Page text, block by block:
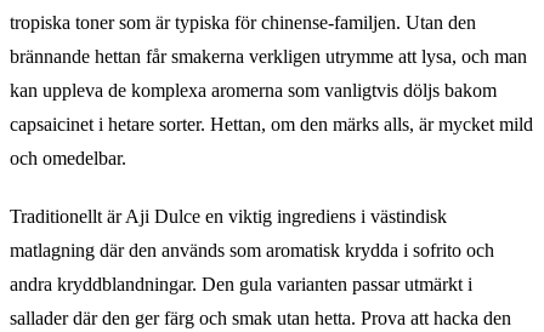
tropiska toner som är typiska för chinense-familjen. Utan den
brännande hettan får smakerna verkligen utrymme att lysa, och man
kan uppleva de komplexa aromerna som vanligtvis döljs bakom
capsaicinet i hetare sorter. Hettan, om den märks alls, är mycket mild
och omedelbar.
Traditionellt är Aji Dulce en viktig ingrediens i västindisk
matlagning där den används som aromatisk krydda i sofrito och
andra kryddblandningar. Den gula varianten passar utmärkt i
sallader där den ger färg och smak utan hetta. Prova att hacka den